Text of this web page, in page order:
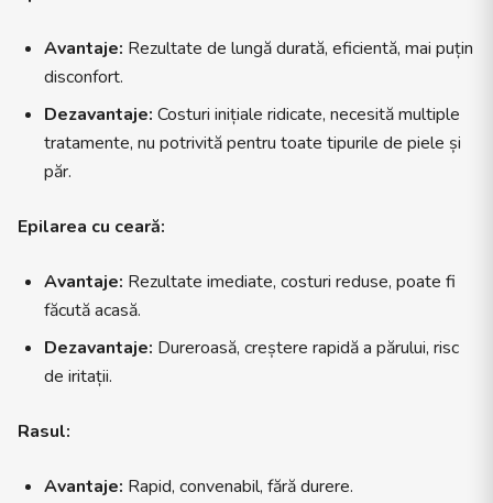
Avantaje: Rezultate de lungă durată, eficientă, mai puțin
disconfort.
Dezavantaje: Costuri inițiale ridicate, necesită multiple
tratamente, nu potrivită pentru toate tipurile de piele și
păr.
Epilarea cu ceară:
Avantaje: Rezultate imediate, costuri reduse, poate fi
făcută acasă.
Dezavantaje: Dureroasă, creștere rapidă a părului, risc
de iritații.
Rasul:
Avantaje: Rapid, convenabil, fără durere.